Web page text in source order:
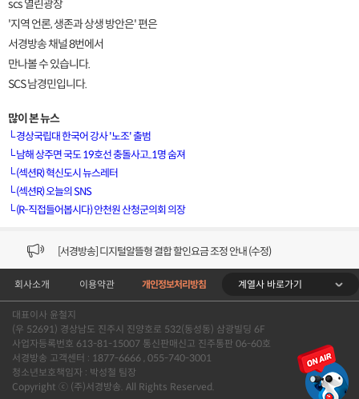
scs 열린광장
'지역 언론, 생존과 상생 방안은' 편은
서경방송 채널 8번에서
만나볼 수 있습니다.
SCS 남경민입니다.
많이 본 뉴스
└경상국립대 한국어 강사 '노조' 출범
└남해 상주면 국도 19호선 충돌사고..1명 숨져
└(섹션R) 혁신도시 뉴스레터
└(섹션R) 오늘의 SNS
└(R-직접들어봅시다) 안천원 산청군의회 의장
[서경방송] 일부 채널편성 변경 안내의 건 (7/22)
[서경방송] 디지털알뜰형 결합 할인요금 조정 안내 (수정)
[공지] 개인정보처리방침 (Ver2.15) 개정의 건 (7/1)
[서경방송] 일부 채널편성 변경 안내의 건 (7/1)
[VOD공지] 청춘초이스 이용금액 변경 안내
[서경방송] 일부 채널편성 변경 안내의 건 (7/22)
회사소개 이용약관 개인정보처리방침 계열사 바로가기
대표이사 윤철지
(우 52691) 경상남도 진주시 진양호로 532(동성동) 삼광빌딩 6F
사업자등록번호 613-81-15007 통신판매신고 진주통판 06-60호
서경방송 고객센터 : 1877-6666 , 055-740-3001
청소년보호책임자 : 박성철 팀장
Copyright ⓒ (주)서경방송. All Rights Reserved.